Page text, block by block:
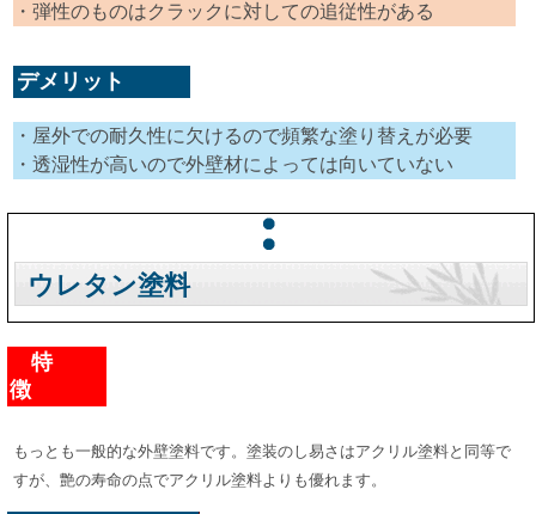
・弾性のものはクラックに対しての追従性がある
デメリット
・屋外での耐久性に欠けるので頻繁な塗り替えが必要
・透湿性が高いので外壁材によっては向いていない
ウレタン塗料
特
徴
もっとも一般的な外壁塗料です。塗装のし易さはアクリル塗料と同等で
すが、艶の寿命の点でアクリル塗料よりも優れます。